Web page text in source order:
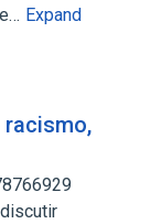
Expand
racismo,